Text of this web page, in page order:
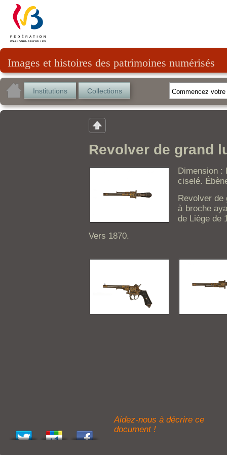
Images et histoires des patrimoines numérisés
Institutions Collections
Revolver de grand
Dimension :
ciselé.
Revolver de
à broche
de Liège de
Vers 1870.
Aidez-nous à décrire ce
document !